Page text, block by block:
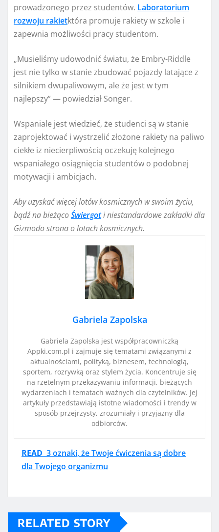
prowadzonego przez studentów. Laboratorium
rozwoju rakietktóra promuje rakiety w szkole i
zapewnia możliwości pracy studentom.
„Musieliśmy udowodnić światu, że Embry-Riddle
jest nie tylko w stanie zbudować pojazdy latające z
silnikiem dwupaliwowym, ale że jest w tym
najlepszy” — powiedział Songer.
Wspaniale jest wiedzieć, że studenci są w stanie
zaprojektować i wystrzelić złożone rakiety na paliwo
ciekłe iz niecierpliwością oczekuję kolejnego
wspaniałego osiągnięcia studentów o podobnej
motywacji i ambicjach.
Aby uzyskać więcej lotów kosmicznych w swoim życiu,
bądź na bieżącoŚwiergoti niestandardowe zakładki dla
Gizmodostrona o lotach kosmicznych.
Gabriela Zapolska
Gabriela Zapolska jest współpracowniczką
Appki.com.pl i zajmuje się tematami związanymi z
aktualnościami, polityką, biznesem, technologią,
sportem, rozrywką oraz stylem życia. Koncentruje się
na rzetelnym przekazywaniu informacji, bieżących
wydarzeniach i tematach ważnych dla czytelników. Jej
artykuły przedstawiają istotne wiadomości i trendy w
sposób przejrzysty, zrozumiały i przyjazny dla
odbiorców.
READ 3 oznaki, że Twoje ćwiczenia są dobre
dla Twojego organizmu
RELATED STORY